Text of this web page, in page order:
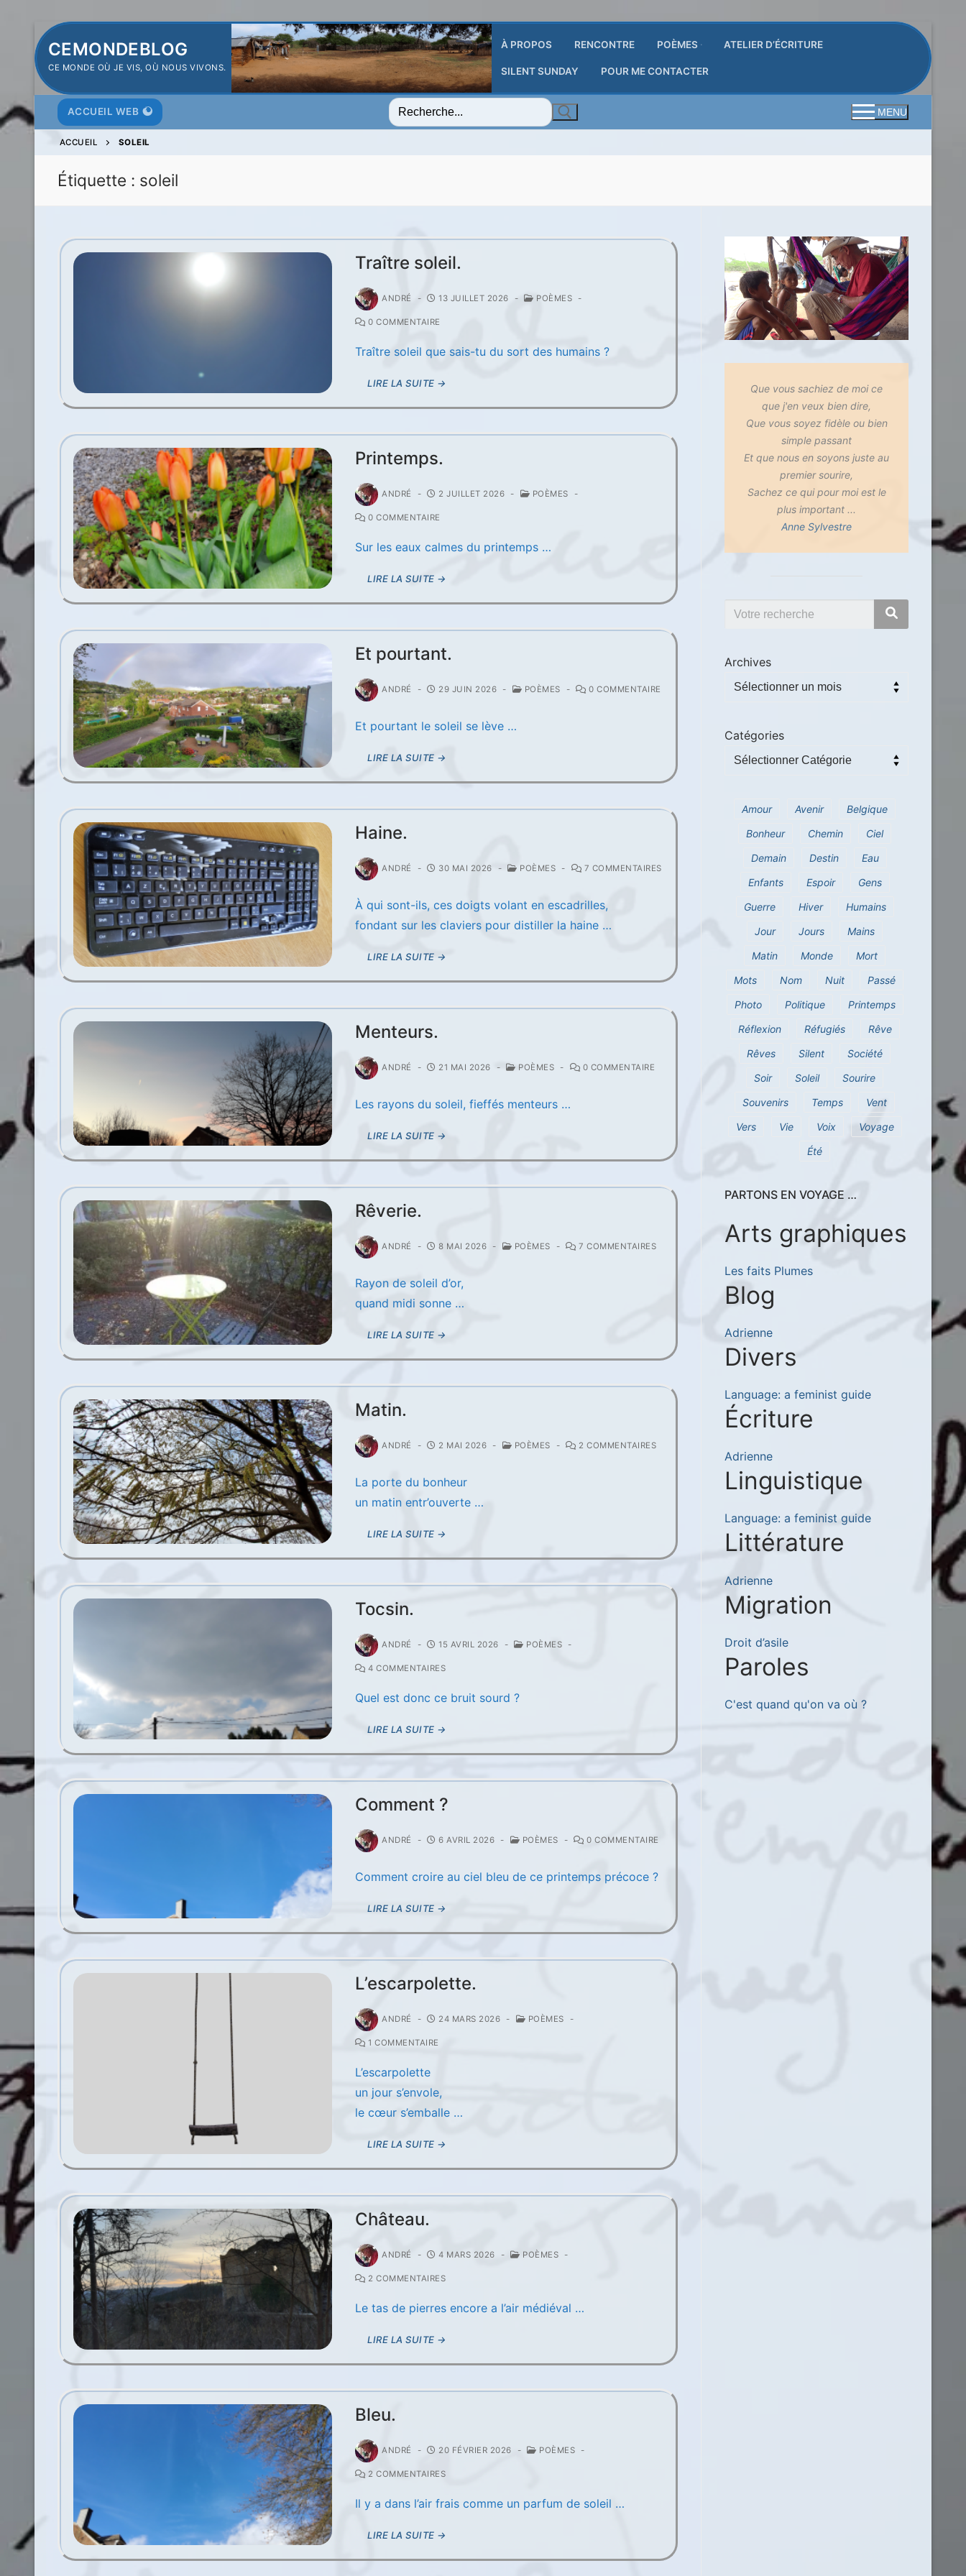
Aller
au
contenu
CEMONDEBLOG
CE MONDE OÙ JE VIS, OÙ NOUS VIVONS.
À PROPOS RENCONTRE POÈMES ATELIER D’ÉCRITURE
SILENT SUNDAY POUR ME CONTACTER
ACCUEIL WEB
Rechercher
:
MENU
ACCUEIL SOLEIL
Étiquette : soleil
Traître soleil.
ANDRÉ - 13 JUILLET 2026 - POÈMES -
0 COMMENTAIRE
Traître soleil que sais-tu du sort des humains ?
LIRE LA SUITE →
Printemps.
ANDRÉ - 2 JUILLET 2026 - POÈMES -
0 COMMENTAIRE
Sur les eaux calmes du printemps …
LIRE LA SUITE →
Et pourtant.
ANDRÉ - 29 JUIN 2026 - POÈMES - 0 COMMENTAIRE
Et pourtant le soleil se lève …
LIRE LA SUITE →
Haine.
ANDRÉ - 30 MAI 2026 - POÈMES - 7 COMMENTAIRES
À qui sont-ils, ces doigts volant en escadrilles,
fondant sur les claviers pour distiller la haine …
LIRE LA SUITE →
Menteurs.
ANDRÉ - 21 MAI 2026 - POÈMES - 0 COMMENTAIRE
Les rayons du soleil, fieffés menteurs …
LIRE LA SUITE →
Rêverie.
ANDRÉ - 8 MAI 2026 - POÈMES - 7 COMMENTAIRES
Rayon de soleil d’or,
quand midi sonne …
LIRE LA SUITE →
Matin.
ANDRÉ - 2 MAI 2026 - POÈMES - 2 COMMENTAIRES
La porte du bonheur
un matin entr’ouverte …
LIRE LA SUITE →
Tocsin.
ANDRÉ - 15 AVRIL 2026 - POÈMES -
4 COMMENTAIRES
Quel est donc ce bruit sourd ?
LIRE LA SUITE →
Comment ?
ANDRÉ - 6 AVRIL 2026 - POÈMES - 0 COMMENTAIRE
Comment croire au ciel bleu de ce printemps précoce ?
LIRE LA SUITE →
L’escarpolette.
ANDRÉ - 24 MARS 2026 - POÈMES -
1 COMMENTAIRE
L’escarpolette
un jour s’envole,
le cœur s’emballe …
LIRE LA SUITE →
Château.
ANDRÉ - 4 MARS 2026 - POÈMES -
2 COMMENTAIRES
Le tas de pierres encore a l’air médiéval …
LIRE LA SUITE →
Bleu.
ANDRÉ - 20 FÉVRIER 2026 - POÈMES -
2 COMMENTAIRES
Il y a dans l’air frais comme un parfum de soleil …
LIRE LA SUITE →
Que vous sachiez de moi ce
que j'en veux bien dire,
Que vous soyez fidèle ou bien
simple passant
Et que nous en soyons juste au
premier sourire,
Sachez ce qui pour moi est le
plus important ...
Anne Sylvestre
Archives
Catégories
Amour Avenir
Belgique
Bonheur
Chemin
Ciel
Demain
Destin
Eau
Enfants
Espoir
Gens
Guerre
Hiver
Humains
Jour
Jours
Mains
Matin
Monde
Mort
Mots
Nom Nuit
Passé
Photo
Politique
Printemps
Réflexion
Réfugiés
Rêve
Rêves
Silent
Société
Soir
Soleil
Sourire
Souvenirs
Temps
Vent
Vers
Vie Voix
Voyage
Été
PARTONS EN VOYAGE …
Arts graphiques
Les faits Plumes
Blog
Adrienne
Divers
Language: a feminist guide
Écriture
Adrienne
Linguistique
Language: a feminist guide
Littérature
Adrienne
Migration
Droit d’asile
Paroles
C'est quand qu'on va où ?